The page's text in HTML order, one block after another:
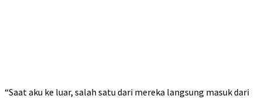
“Saat aku ke luar, salah satu dari mereka langsung masuk dari